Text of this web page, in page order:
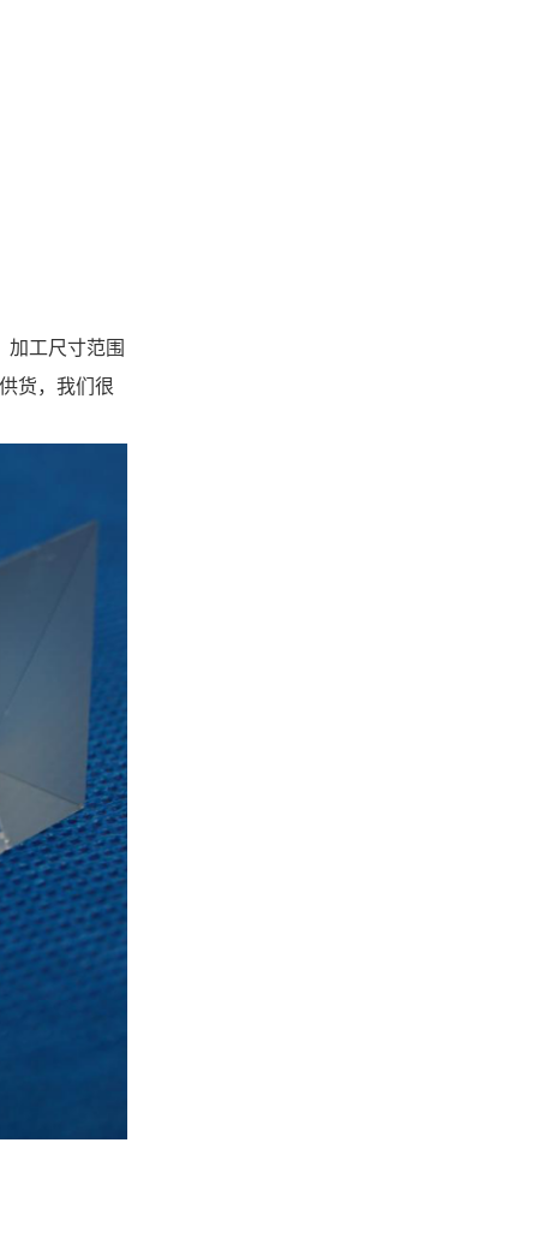
加工尺寸范围
货，我们很